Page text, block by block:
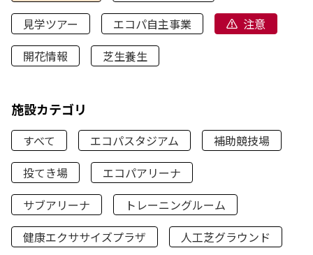
見学ツアー
エコパ自主事業
注意
開花情報
芝生養生
施設カテゴリ
すべて エコパスタジアム
補助競技場
投てき場
エコパアリーナ
サブアリーナ
トレーニングルーム
健康エクササイズプラザ
人工芝グラウンド